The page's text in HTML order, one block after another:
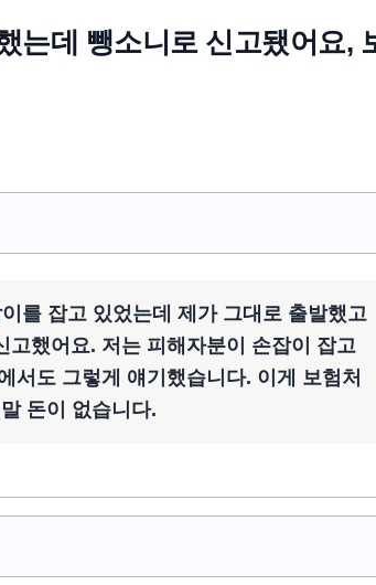
는데 뺑소니로 신고됐어요,
를 잡고 있었는데 제가 그대로 출발했고
했어요. 저는 피해자분이 손잡이 잡고
서도 그렇게 얘기했습니다. 이게 보험처
돈이 없습니다.